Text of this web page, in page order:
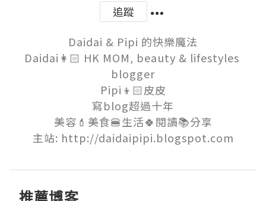
追蹤
Daidai & Pipi 的快樂魔法
Daidai👩🏻 HK MOM, beauty & lifestyles
blogger
Pipi👦🏻皮皮
寫blog超過十年
美容💄美食🍔生活🍀閱讀📚分享
主站: http://daidaipipi.blogspot.com